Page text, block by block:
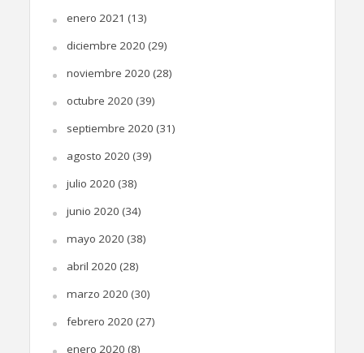
enero 2021 (13)
diciembre 2020 (29)
noviembre 2020 (28)
octubre 2020 (39)
septiembre 2020 (31)
agosto 2020 (39)
julio 2020 (38)
junio 2020 (34)
mayo 2020 (38)
abril 2020 (28)
marzo 2020 (30)
febrero 2020 (27)
enero 2020 (8)